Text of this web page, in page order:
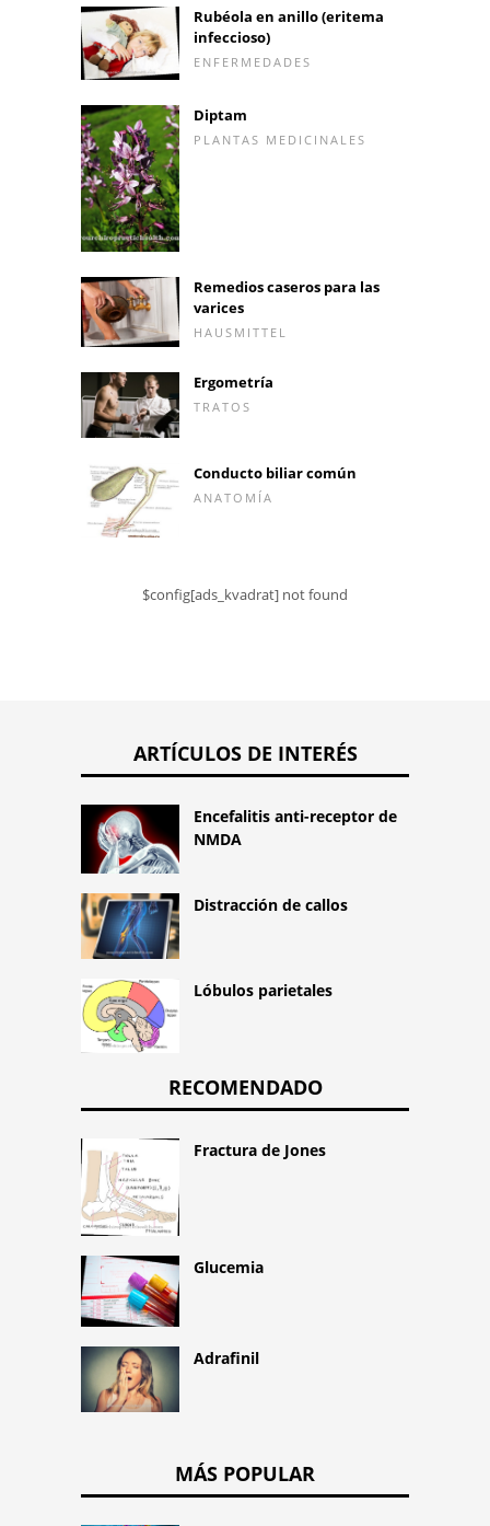
Rubéola en anillo (eritema
infeccioso)
ENFERMEDADES
Diptam
PLANTAS MEDICINALES
Remedios caseros para las
varices
HAUSMITTEL
Ergometría
TRATOS
Conducto biliar común
ANATOMÍA
$config[ads_kvadrat] not found
ARTÍCULOS DE INTERÉS
Encefalitis anti-receptor de
NMDA
Distracción de callos
Lóbulos parietales
RECOMENDADO
Fractura de Jones
Glucemia
Adrafinil
MÁS POPULAR